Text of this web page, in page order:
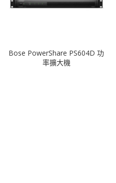
Bose PowerShare PS604D 功
率擴大機